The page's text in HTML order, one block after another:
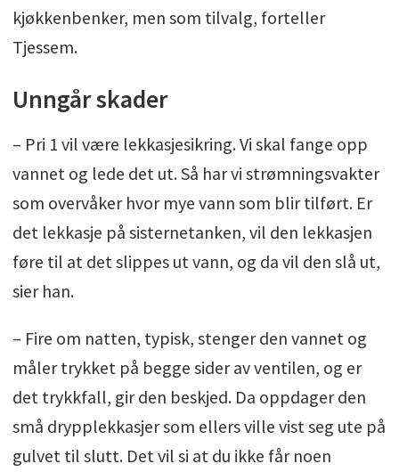
kjøkkenbenker, men som tilvalg, forteller
Tjessem.
Unngår skader
– Pri 1 vil være lekkasjesikring. Vi skal fange opp
vannet og lede det ut. Så har vi strømningsvakter
som overvåker hvor mye vann som blir tilført. Er
det lekkasje på sisternetanken, vil den lekkasjen
føre til at det slippes ut vann, og da vil den slå ut,
sier han.
– Fire om natten, typisk, stenger den vannet og
måler trykket på begge sider av ventilen, og er
det trykkfall, gir den beskjed. Da oppdager den
små drypplekkasjer som ellers ville vist seg ute på
gulvet til slutt. Det vil si at du ikke får noen